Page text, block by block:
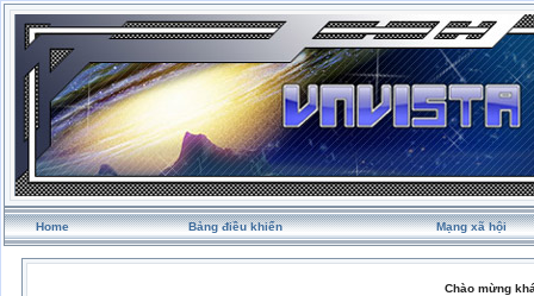
Home Bảng điều khiển Mạng xã hội
Chào mừng